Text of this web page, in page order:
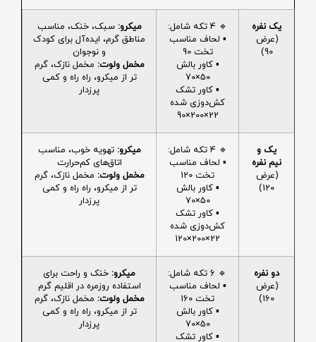
یک نفره
(عرض
90)
🔹 4 تکه شامل:
▪️ لحاف مناسب
تخت 90
▪️ کاور بالش
50×70
▪️ کاور تشک
کش‌دوزی شده
22×200×90
میکرو: سبک، خنک، مناسب
مناطق گرم، ایده‌آل برای کودک
و نوجوان
مخمل ولوت: مخمل نازک، گرم
تر از میکرو، راه راه و کمی
پرزدار
یک و
نیم نفره
(عرض
120)
🔹 4 تکه شامل:
▪️ لحاف مناسب
تخت 120
▪️ کاور بالش
50×70
▪️ کاور تشک
کش‌دوزی شده
22×200×120
میکرو: تهویه خوب، مناسب
اتاق‌های کم‌حرارت
مخمل ولوت: مخمل نازک، گرم
تر از میکرو، راه راه و کمی
پرزدار
دو نفره
(عرض
160)
🔹 6 تکه شامل:
▪️ لحاف مناسب
تخت 160
▪️ کاور بالش
50×70
▪️ کاور تشک
میکرو: خنک و راحت برای
استفاده روزمره در اقلیم گرم
مخمل ولوت: مخمل نازک، گرم
تر از میکرو، راه راه و کمی
پرزدار